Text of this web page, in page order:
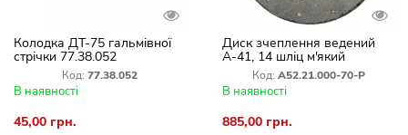
Колодка ДТ-75 гальмівної
стрічки 77.38.052
(шоколадка)
Код: 77.38.052
В наявності
45,00 грн.
Диск зчеплення ведений
А-41, 14 шліц м'який
А52.21.000-70-Р
Код: А52.21.000-70-Р
В наявності
885,00 грн.